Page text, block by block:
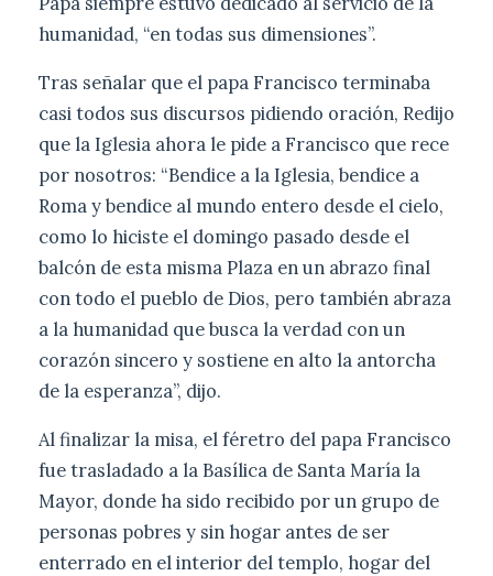
humanidad, “en todas sus dimensiones”.
Tras señalar que el papa Francisco terminaba
casi todos sus discursos pidiendo oración, Redijo
que la Iglesia ahora le pide a Francisco que rece
por nosotros: “Bendice a la Iglesia, bendice a
Roma y bendice al mundo entero desde el cielo,
como lo hiciste el domingo pasado desde el
balcón de esta misma Plaza en un abrazo final
con todo el pueblo de Dios, pero también abraza
a la humanidad que busca la verdad con un
corazón sincero y sostiene en alto la antorcha
de la esperanza”, dijo.
Al finalizar la misa, el féretro del papa Francisco
fue trasladado a la Basílica de Santa María la
Mayor, donde ha sido recibido por un grupo de
personas pobres y sin hogar antes de ser
enterrado en el interior del templo, hogar del